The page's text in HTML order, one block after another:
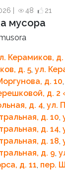
| 48 21
мусора
Керамиков, д.
д. 5, ул.
д. 10,
д. 2
д. 4, ул.
д. 10,
д. 14,
д. 18,
д. 9,
д. 11, пер.